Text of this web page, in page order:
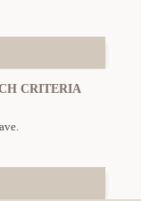
CRITERIA